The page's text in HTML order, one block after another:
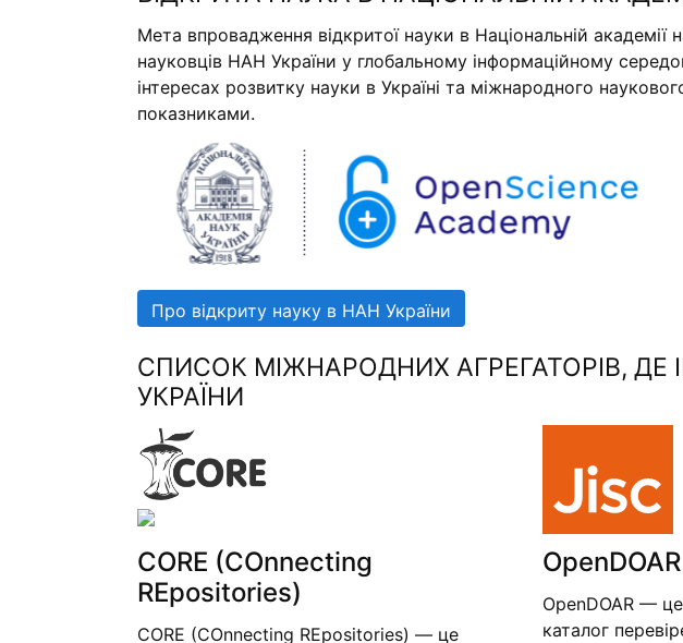
Мета впровадження відкритої науки в Національній
науковців НАН України у глобальному інформаційному
інтересах розвитку науки в Україні та міжнародного
показниками.
Про відкриту науку в НАН України
СПИСОК МІЖНАРОДНИХ АГРЕГАТОРІВ, ДЕ
УКРАЇНИ
CORE (COnnecting
REpositories)
CORE (COnnecting REpositories) — це
OpenDOAR
OpenDOAR —
каталог